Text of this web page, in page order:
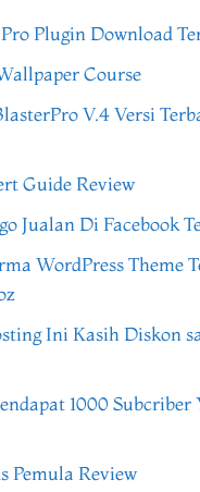
Plugin Download
Course
V.4 Versi
Guide Review
Jualan Di Facebook
WordPress Theme
Ini Kasih Diskon
1000 Subcriber
Pemula Review